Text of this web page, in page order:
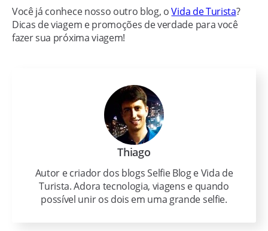
Você já conhece nosso outro blog, oVida de Turista?
Dicas de viagem e promoções de verdade para você
fazer sua próxima viagem!
Thiago
Autor e criador dos blogs Selfie Blog e Vida de
Turista. Adora tecnologia, viagens e quando
possível unir os dois em uma grande selfie.